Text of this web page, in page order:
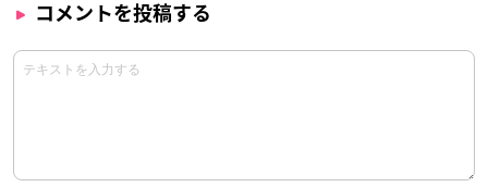
コメントを投稿する